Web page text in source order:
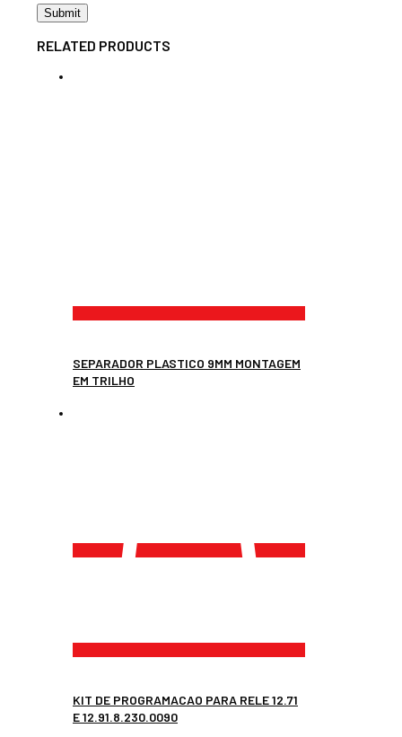
RELATED PRODUCTS
SEPARADOR PLASTICO 9MM MONTAGEM
EM TRILHO
KIT DE PROGRAMACAO PARA RELE 12.71
E 12.91.8.230.0090